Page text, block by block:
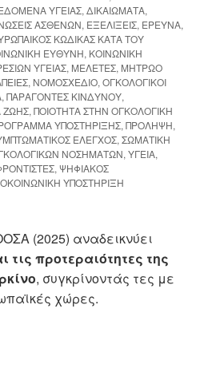
ΥΓΕΙΑΣ,ΔΙΚΑΙΩΜΑΤΑ,
ΑΣΘΕΝΩΝ, ΕΞΕΛΙΞΕΙΣ, ΕΡΕΥΝΑ,
ΚΩΔΙΚΑΣ ΚΑΤΑ ΤΟΥ
ΕΥΘΥΝΗ, ΚΟΙΝΩΝΙΚΗ
ΥΓΕΙΑΣ, ΜΕΛΕΤΕΣ, ΜΗΤΡΩΟ
, ΝΟΜΟΣΧΕΔΙΟ,ΟΓΚΟΛΟΓΙΚΟΙ
,ΠΑΡΑΓΟΝΤΕΣ ΚΙΝΔΥΝΟΥ,
ΖΩΗΣ,ΠΟΙΟΤΗΤΑ ΣΤΗΝ ΟΓΚΟΛΟΓΙΚΗ
ΥΠΟΣΤΗΡΙΞΗΣ,ΠΡΟΛΗΨΗ,
ΕΛΕΓΧΟΣ,ΣΩΜΑΤΙΚΗ
ΝΟΣΗΜΑΤΩΝ,ΥΓΕΙΑ,
,ΨΗΦΙΑΚΟΣ
ΥΠΟΣΤΗΡΙΞΗ
(2025) αναδεικνύει
τις προτεραιότητες της
, συγκρίνοντάς τες με
χώρες.